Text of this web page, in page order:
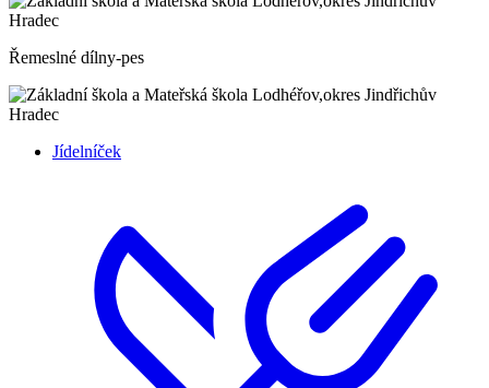
Řemeslné dílny-pes
Jídelníček